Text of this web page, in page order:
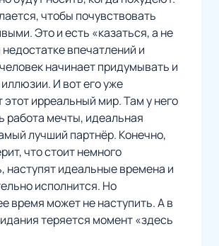
чтобы почувствовать
Это и есть «казаться, а не
впечатлений и
начинает придумывать и
И вот его уже
этот ирреальный мир. Там у него
работа мечты, идеальная
лучший партнёр. Конечно,
что стоит немного
наступят идеальные времена и
исполнится. Но
время может не наступить. А в
теряется момент «здесь